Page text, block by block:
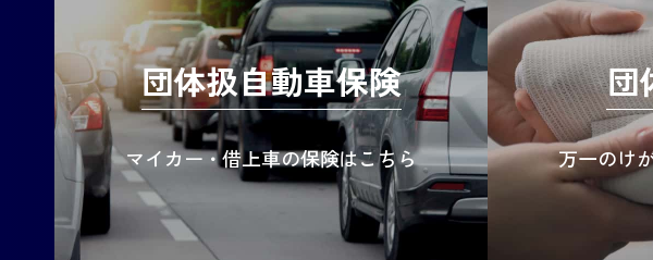
団体扱自動車保険
マイカー・借上車の保険はこちら
団
万一のけ